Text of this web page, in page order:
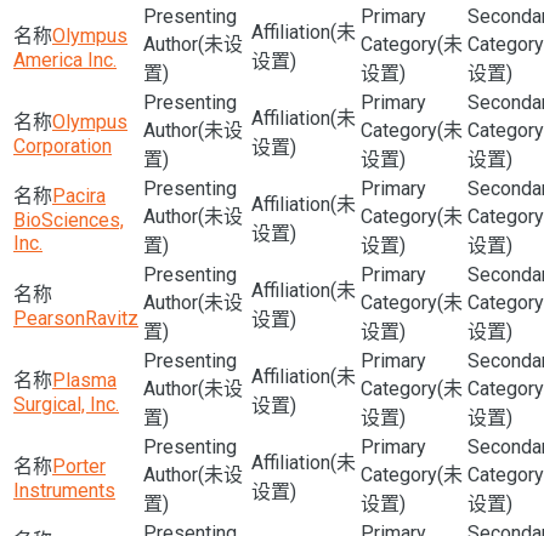
Olympus
America Inc.
(未设
置)
(未
设置)
(未
设置)
设置)
Olympus
Corporation
(未设
置)
(未
设置)
(未
设置)
设置)
Pacira
BioSciences,
Inc.
(未设
置)
(未
设置)
(未
设置)
设置)
PearsonRavitz
(未设
置)
(未
设置)
(未
设置)
设置)
Plasma
Surgical, Inc.
(未设
置)
(未
设置)
(未
设置)
设置)
Porter
Instruments
(未设
置)
(未
设置)
(未
设置)
设置)